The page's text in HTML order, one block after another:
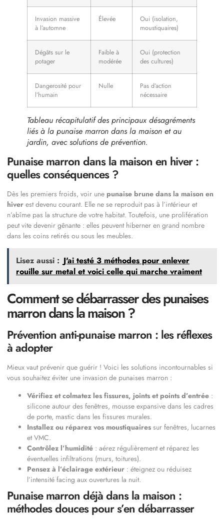
Invasion massive
à l’automne
Élevée
Oui (isolation,
moustiquaires)
Dégâts sur le
potager
Faible à
modérée
Oui (protection
des cultures)
Dangerosité pour
l’humain
Nulle
Pas d’action
nécessaire
Tableau récapitulatif des principaux désagréments
liés à la punaise marron dans la maison et au
jardin, avec solutions de prévention.
Punaise marron dans la maison en hiver :
quelles conséquences ?
Dès les premiers froids, voir une punaise brune dans la maison en
hiver est devenu courant. Elle ne se reproduit pas à l’intérieur et
n’abîme pas la structure de votre habitat. Toutefois, une prolifération
peut vite devenir gênante : elles peuvent hiberner en grand nombre
dans les coins retirés ou sous les meubles.
Lisez aussi : J'ai testé 3 méthodes pour enlever
rouille sur metal et voici celle qui marche vraiment
Comment se débarrasser des punaises
marron dans la maison ?
Prévention anti-punaise marron : les réflexes
à adopter
Mieux vaut prévenir que guérir ! Voici les solutions incontournables si
vous souhaitez éviter une invasion de punaises marron :
Vérifiez et colmatez les fissures, joints et points d’entrée :
silicone autour des fenêtres, mousse expansive dans les cadres
de porte, mastic dans les fissures murales.
Installez ou réparez vos moustiquaires sur fenêtres, lucarnes
et VMC.
Contrôlez l’humidité : aérez régulièrement et réparez les
éventuelles infiltrations (murs, toitures).
Pensez à l’éclairage extérieur : éteignez ou réduisez
l’intensité facing aux ouvertures la nuit.
Punaise marron déjà dans la maison :
méthodes douces pour s’en débarrasser